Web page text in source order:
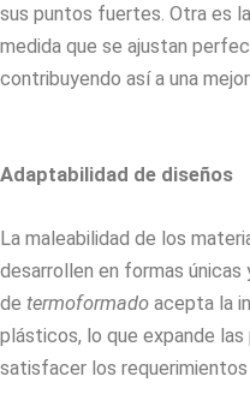
sus puntos fuertes. Otra es
medida que se ajustan
contribuyendo así a una
Adaptabilidad de diseños
La maleabilidad de los
desarrollen en formas
de termoformado acepta la
plásticos, lo que expande
satisfacer los